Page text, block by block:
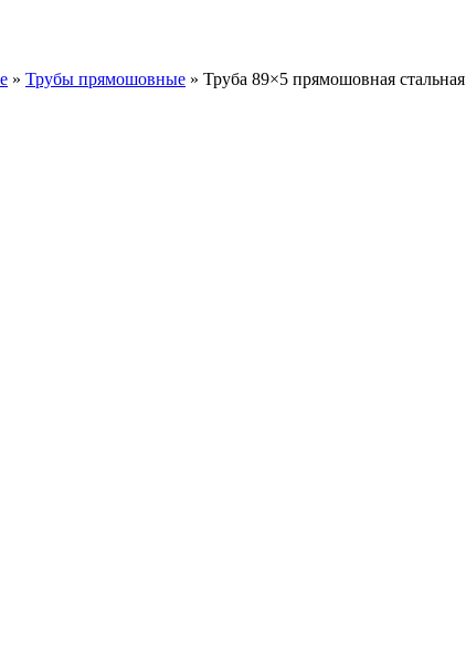
» Трубы прямошовные » Труба 89×5 прямошовная стальная